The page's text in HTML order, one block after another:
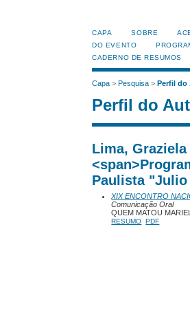
CAPA SOBRE
DO EVENTO
CADERNO DE RESUMOS
Capa >Pesquisa >Perfil do
Perfil do
Lima, Graziela
Paulista "Julio
XIX ENCONTRO
Comunicação Oral
QUEM MATOU
RESUMO PDF